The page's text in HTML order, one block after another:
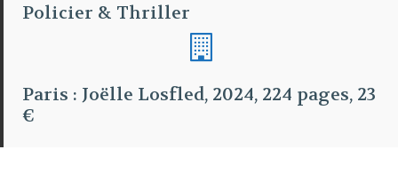
Policier & Thriller
Paris : Joëlle Losfled, 2024, 224 pages, 23
€